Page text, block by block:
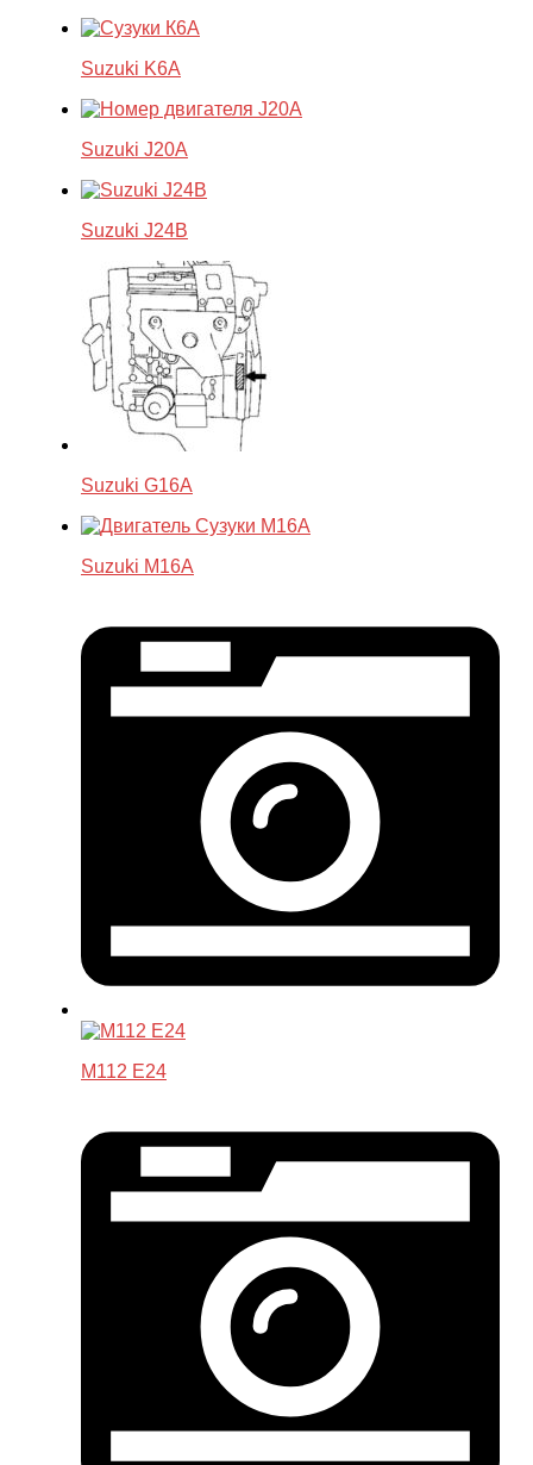
Suzuki K6A
Suzuki J20A
Suzuki J24B
Suzuki G16A
Suzuki M16A
M112 E24